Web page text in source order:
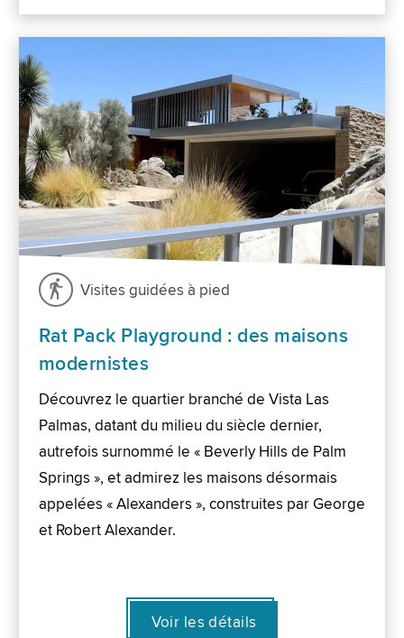
Visites guidées à pied
Rat Pack Playground : des maisons
modernistes
Découvrez le quartier branché de Vista Las
Palmas, datant du milieu du siècle dernier,
autrefois surnommé le « Beverly Hills de Palm
Springs », et admirez les maisons désormais
appelées « Alexanders », construites par George
et Robert Alexander.
Voir les détails